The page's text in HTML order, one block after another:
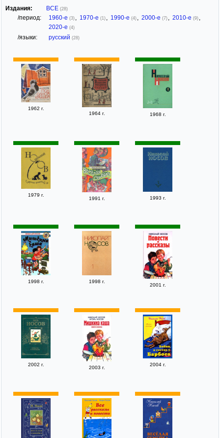
Издания: ВСЕ (28)
/период: 1960-е (3) 1970-е (1) 1990-е (4) 2000-е (7) 2010-е (9)
2020-е (4)
/языки: русский (28)
1962 г.
1964 г.
1968 г.
1979 г.
1991 г. 1993 г.
1998 г. 1998 г.
2001 г.
2002 г.
2003 г.
2004 г.